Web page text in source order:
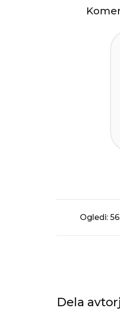
Ogledi:
Dela